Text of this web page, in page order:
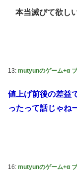
本当滅びて欲し
13: mutyunのゲーム+α
値上げ前後の差益
ったって話じゃね
16: mutyunのゲーム+α